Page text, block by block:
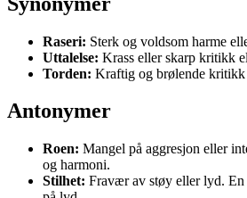
Raseri: Sterk og voldsom harme
Uttalelse: Krass eller skarp kritikk
Torden: Kraftig og brølende kritikk
Antonymer
Roen: Mangel på aggresjon eller
og harmoni.
Stilhet: Fravær av støy eller lyd. En